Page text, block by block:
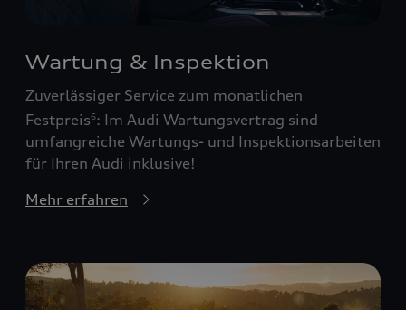
Wartung & Inspektion
Zuverlässiger Service zum monatlichen
Festpreis6: Im Audi Wartungsvertrag sind
umfangreiche Wartungs- und Inspektionsarbeiten
für Ihren Audi inklusive!
Mehr erfahren